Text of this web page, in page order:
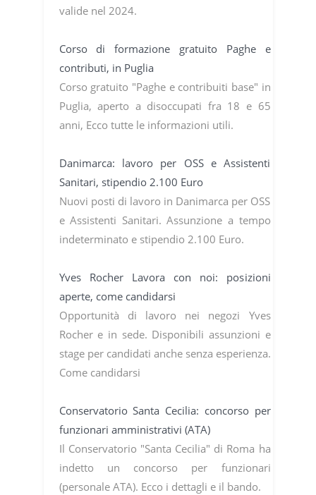
valide nel 2024.
Corso di formazione gratuito Paghe e
contributi, in Puglia
Corso gratuito "Paghe e contribuiti base" in
Puglia, aperto a disoccupati fra 18 e 65
anni, Ecco tutte le informazioni utili.
Danimarca: lavoro per OSS e Assistenti
Sanitari, stipendio 2.100 Euro
Nuovi posti di lavoro in Danimarca per OSS
e Assistenti Sanitari. Assunzione a tempo
indeterminato e stipendio 2.100 Euro.
Yves Rocher Lavora con noi: posizioni
aperte, come candidarsi
Opportunità di lavoro nei negozi Yves
Rocher e in sede. Disponibili assunzioni e
stage per candidati anche senza esperienza.
Come candidarsi
Conservatorio Santa Cecilia: concorso per
funzionari amministrativi (ATA)
Il Conservatorio "Santa Cecilia" di Roma ha
indetto un concorso per funzionari
(personale ATA). Ecco i dettagli e il bando.